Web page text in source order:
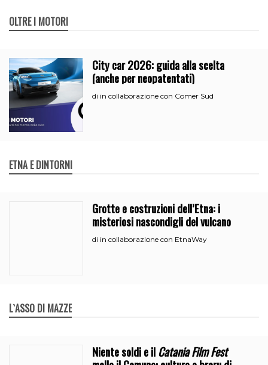
OLTRE I MOTORI
City car 2026: guida alla scelta
(anche per neopatentati)
di in collaborazione con Comer Sud
ETNA E DINTORNI
Grotte e costruzioni dell’Etna: i
misteriosi nascondigli del vulcano
di in collaborazione con EtnaWay
L`ASSO DI MAZZE
Niente soldi e ilCatania Film Fest